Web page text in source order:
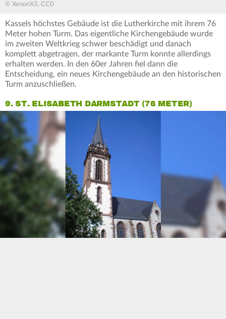
© XenonX3, CC0
Kassels höchstes Gebäude ist die Lutherkirche mit ihrem 76
Meter hohen Turm. Das eigentliche Kirchengebäude wurde
im zweiten Weltkrieg schwer beschädigt und danach
komplett abgetragen, der markante Turm konnte allerdings
erhalten werden. In den 60er Jahren fiel dann die
Entscheidung, ein neues Kirchengebäude an den historischen
Turm anzuschließen.
9. ST. ELISABETH DARMSTADT (76 METER)